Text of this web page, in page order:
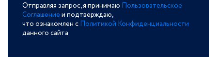
Отправляя запрос, я принимаю Пользовательское
Соглашение и подтверждаю,
что ознакомлен с Политикой Конфиденциальности
данного сайта